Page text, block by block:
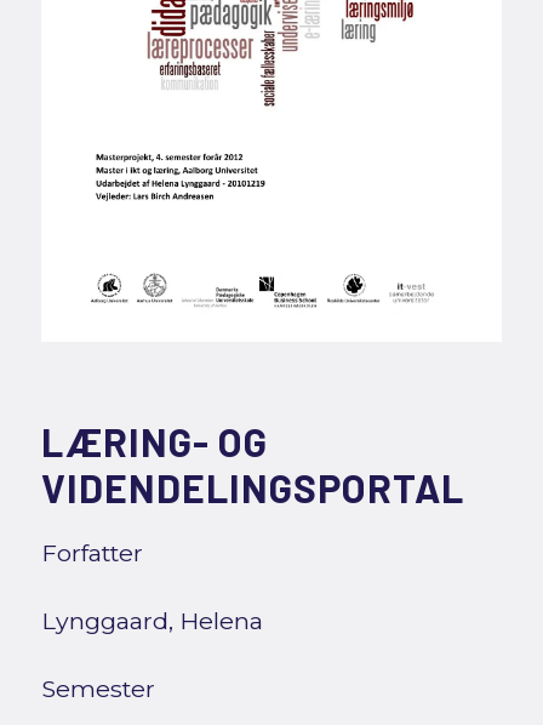
LÆRING- OG
VIDENDELINGSPORTAL
Forfatter
Lynggaard, Helena
Semester